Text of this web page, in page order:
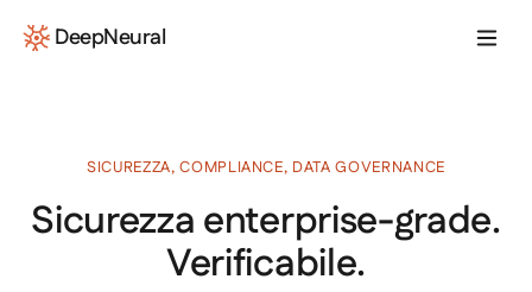
DeepNeural
SICUREZZA, COMPLIANCE, DATA GOVERNANCE
Sicurezza enterprise-grade.
Verificabile.